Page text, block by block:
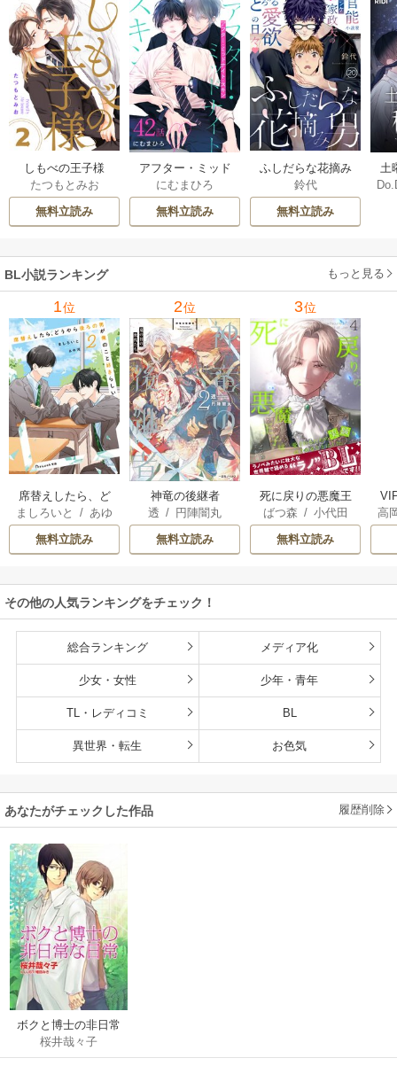
しもべの王子様
【描き下ろしおま
け付き特装版】 2巻
たつもとみお
無料立読み
アフター・ミッド
ナイト・スキン
［ばら売り］ 42巻
にむまひろ
無料立読み
ふしだらな花摘み
男 20巻
鈴代
無料立読み
土
上
BL小説ランキング もっと見る
1位
席替えしたら、ど
うやら後ろの男が
俺のこと好きらし
い
ましろいと / あゆ
河
無料立読み
2位
神竜の後継者
透 / 円陣闇丸
無料立読み
3位
死に戻りの悪魔王
子は、愛されるた
めの実験をはじめ
ることにした。
ばつ森 / 小代田
無料立読み
高
その他の人気ランキングをチェック！
総合ランキング メディア化
少女・女性 少年・青年
TL・レディコミ BL
異世界・転生 お色気
あなたがチェックした作品 履歴削除
ボクと博士の非日常
な日常
桜井哉々子